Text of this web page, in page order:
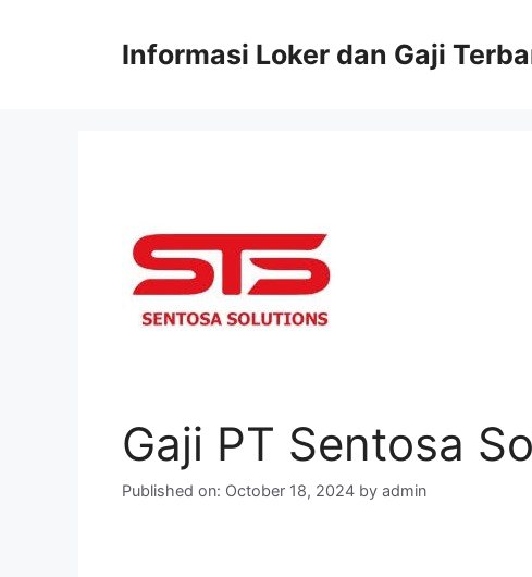
Informasi Loker dan Gaji
Gaji PT Sentosa
Published on: October 18, 2024 by admin